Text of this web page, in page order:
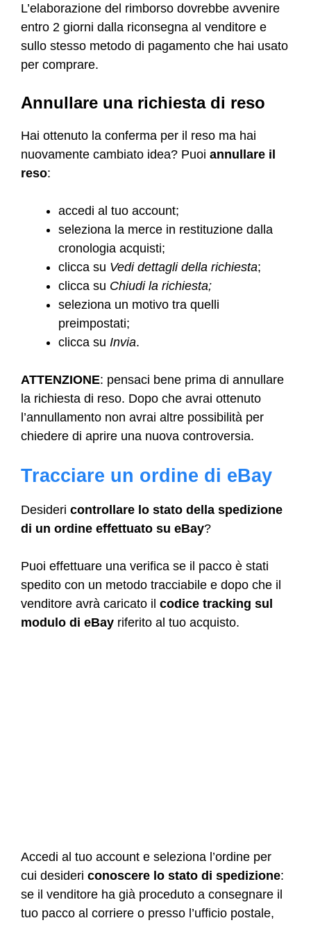
L’elaborazione del rimborso dovrebbe avvenire
entro 2 giorni dalla riconsegna al venditore e
sullo stesso metodo di pagamento che hai usato
per comprare.
Annullare una richiesta di reso
Hai ottenuto la conferma per il reso ma hai
nuovamente cambiato idea? Puoi annullare il
reso:
accedi al tuo account;
seleziona la merce in restituzione dalla
cronologia acquisti;
clicca su Vedi dettagli della richiesta;
clicca su Chiudi la richiesta;
seleziona un motivo tra quelli
preimpostati;
clicca su Invia.
ATTENZIONE: pensaci bene prima di annullare
la richiesta di reso. Dopo che avrai ottenuto
l’annullamento non avrai altre possibilità per
chiedere di aprire una nuova controversia.
Tracciare un ordine di eBay
Desideri controllare lo stato della spedizione
di un ordine effettuato su eBay?
Puoi effettuare una verifica se il pacco è stati
spedito con un metodo tracciabile e dopo che il
venditore avrà caricato il codice tracking sul
modulo di eBay riferito al tuo acquisto.
Accedi al tuo account e seleziona l’ordine per
cui desideri conoscere lo stato di spedizione:
se il venditore ha già proceduto a consegnare il
tuo pacco al corriere o presso l’ufficio postale,